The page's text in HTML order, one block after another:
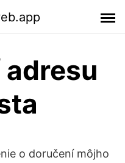
o doručení môjho